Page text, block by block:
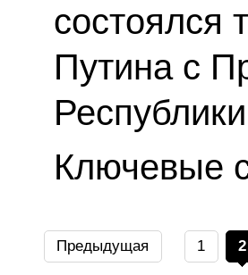
состоялся
Путина с
Ключевые
Предыдущая 1 2